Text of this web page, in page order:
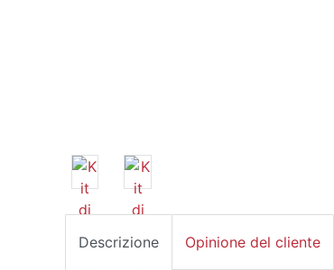
Descrizione Opinione del cliente